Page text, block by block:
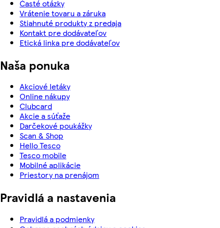
Časté otázky
Vrátenie tovaru a záruka
Stiahnuté produkty z predaja
Kontakt pre dodávateľov
Etická linka pre dodávateľov
Naša ponuka
Akciové letáky
Online nákupy
Clubcard
Akcie a súťaže
Darčekové poukážky
Scan & Shop
Hello Tesco
Tesco mobile
Mobilné aplikácie
Priestory na prenájom
Pravidlá a nastavenia
Pravidlá a podmienky